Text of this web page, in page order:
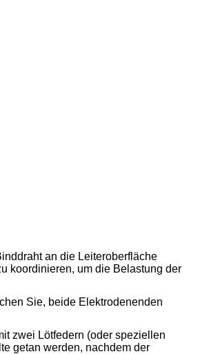
an die Leiteroberfläche
koordinieren, um die Belastung der
Sie, beide Elektrodenenden
zwei Lötfedern (oder speziellen
getan werden, nachdem der